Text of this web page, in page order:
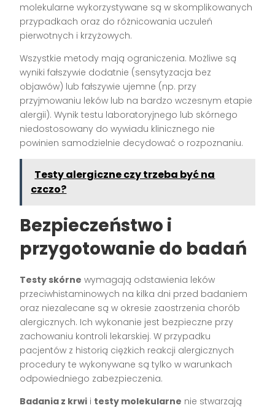
molekularne wykorzystywane są w skomplikowanych
przypadkach oraz do różnicowania uczuleń
pierwotnych i krzyżowych.
Wszystkie metody mają ograniczenia. Możliwe są
wyniki fałszywie dodatnie (sensytyzacja bez
objawów) lub fałszywie ujemne (np. przy
przyjmowaniu leków lub na bardzo wczesnym etapie
alergii). Wynik testu laboratoryjnego lub skórnego
niedostosowany do wywiadu klinicznego nie
powinien samodzielnie decydować o rozpoznaniu.
Testy alergiczne czy trzeba być na
czczo?
Bezpieczeństwo i
przygotowanie do badań
Testy skórne wymagają odstawienia leków
przeciwhistaminowych na kilka dni przed badaniem
oraz niezalecane są w okresie zaostrzenia chorób
alergicznych. Ich wykonanie jest bezpieczne przy
zachowaniu kontroli lekarskiej. W przypadku
pacjentów z historią ciężkich reakcji alergicznych
procedury te wykonywane są tylko w warunkach
odpowiedniego zabezpieczenia.
Badania z krwi i testy molekularne nie stwarzają